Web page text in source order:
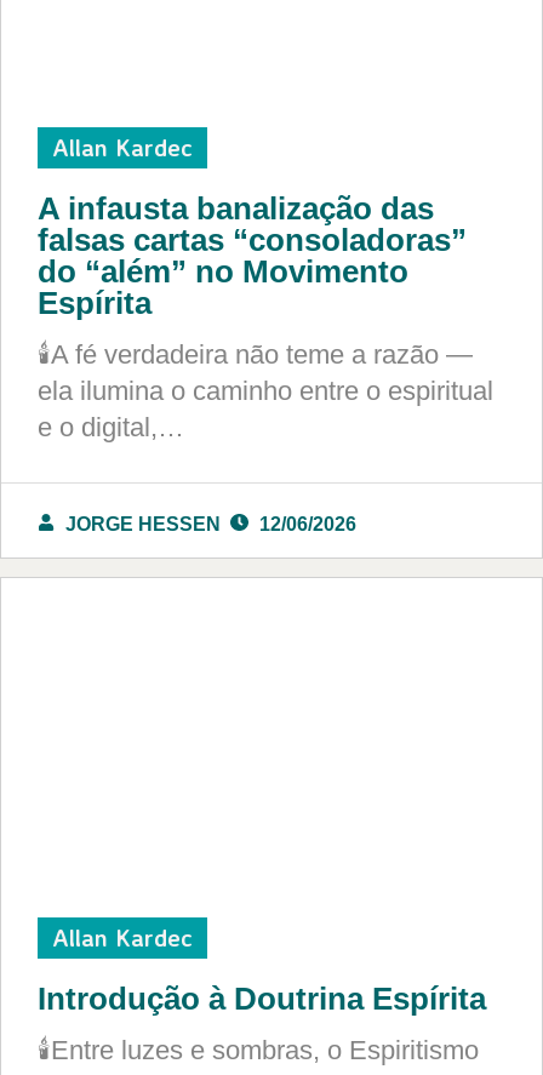
Allan Kardec
A infausta banalização das
falsas cartas “consoladoras”
do “além” no Movimento
Espírita
🕯️A fé verdadeira não teme a razão —
ela ilumina o caminho entre o espiritual
e o digital,…
JORGE HESSEN 12/06/2026
Allan Kardec
Introdução à Doutrina Espírita
🕯️Entre luzes e sombras, o Espiritismo